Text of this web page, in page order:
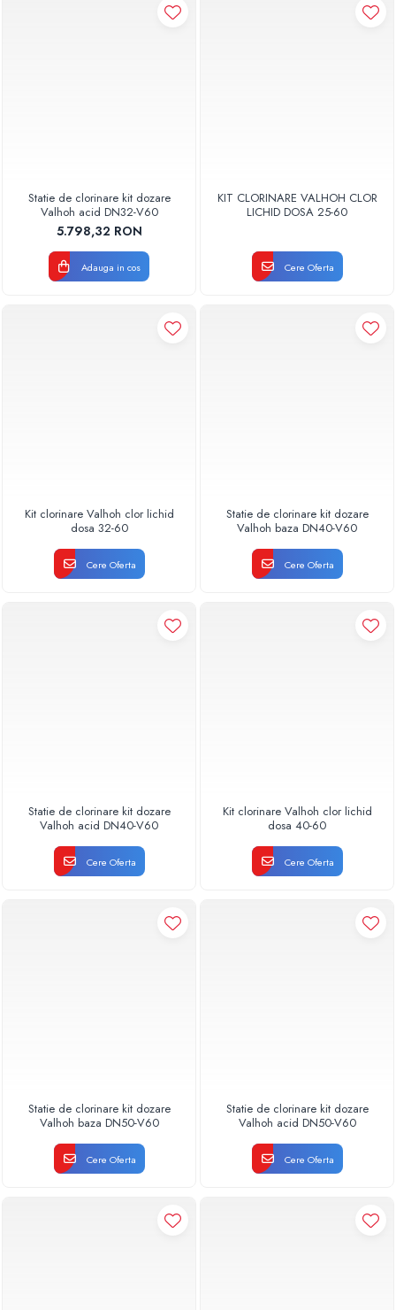
Statie de clorinare kit dozare
Valhoh acid DN32-V60
5.798,32 RON
Adauga in cos
KIT CLORINARE VALHOH CLOR
LICHID DOSA 25-60
Cere Oferta
Kit clorinare Valhoh clor lichid
dosa 32-60
Cere Oferta
Statie de clorinare kit dozare
Valhoh baza DN40-V60
Cere Oferta
Statie de clorinare kit dozare
Valhoh acid DN40-V60
Cere Oferta
Kit clorinare Valhoh clor lichid
dosa 40-60
Cere Oferta
Statie de clorinare kit dozare
Valhoh baza DN50-V60
Cere Oferta
Statie de clorinare kit dozare
Valhoh acid DN50-V60
Cere Oferta